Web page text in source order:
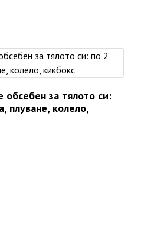
за тялото си:
плуване, колело,